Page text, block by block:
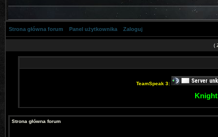
Strona główna forum Panel użytkownika Zaloguj
(
TeamSpeak 3:
Strona główna forum